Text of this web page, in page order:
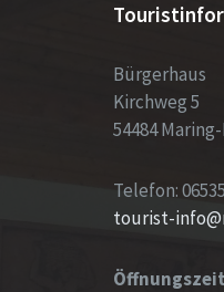
Bürgerhaus
Kirchweg 5
54484
Telefon:
tourist-